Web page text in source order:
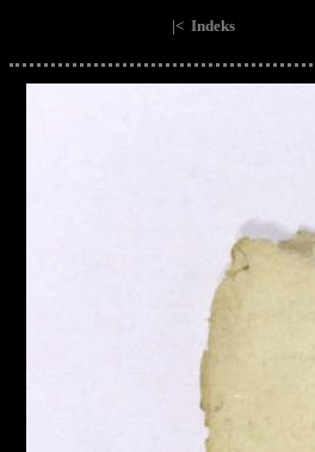
|< Indeks